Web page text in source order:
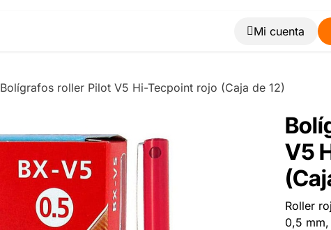
Blog
Bolígrafos roller Pilot V5 Hi-Tecpoint rojo (Caja de 12)
V5
Roller
0,5